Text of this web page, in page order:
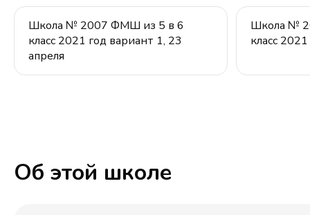
Школа № 2007 ФМШ из 5 в 6
класс 2021 год вариант 1, 23
апреля
Школа №
класс
Об этой школе